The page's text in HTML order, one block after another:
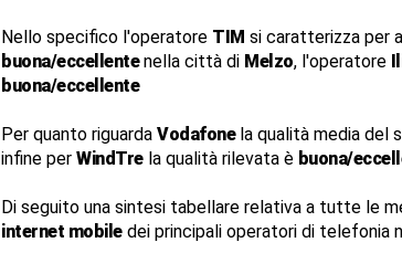
Nello specifico l'operatore TIM si caratterizza per
buona/eccellentenella città di Melzo, l'operatore
buona/eccellente
Per quanto riguarda Vodafonela qualità media del
infine per WindTrela qualità rilevata è buona/
Di seguito una sintesi tabellare relativa a tutte le
internet mobiledei principali operatori di telefonia